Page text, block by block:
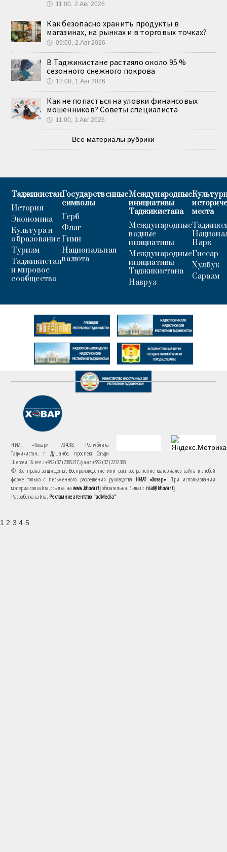
🕔 11:00, 2.Авг 2026
Как безопасно хранить продукты в
магазинах, на рынках и в торговых точках?
🕔 09:00, 2.Авг 2026
В Таджикистане растаяло около 95 %
сезонного снежного покрова
🕔 12:00, 1.Авг 2026
Как не попасться на уловки финансовых
мошенников? Советы специалиста
🕔 11:00, 1.Авг 2026
Все материалы рубрики
Таджикистан
История
Экономика
Культура и
образование
Туризм
Таджикистан
и мировое
сообщество
Государственные
символы
Герб
Флаг
Гимн
Национальная
валюта
Международные
инициативы
Таджикистана
Международные
водные
инициативы
Международные
инициативы
Таджикистана
Навруз
места
Парк
Гиссар
Хулбук
Саразм
НИАТ «Ховар»: 734018, Республика
Таджикистан, г. Душанбе, проспект Саъди
Шерози 16. тел.: +992 (37) 2385217, факс: +992 (37) 2232383
© Все права защищены. Воспроизведение или распространение материалов сайта в любой
форме только с письменного разрешения руководства НИАТ «Ховар». При использовании
материалов сайта, ссылка наwww.khovar.tjобязательна. E-mail: niat@khovar.tj
Разработка сайта: Рекламное агентство "adMedia"
1 2 3 4 5